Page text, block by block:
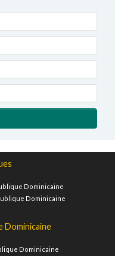
Dominicaine
Dominicaine
Dominicaine
Dominicaine